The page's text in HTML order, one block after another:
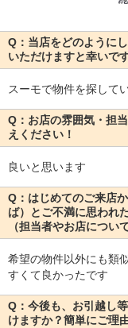
Q：当店をどのように
いただけますと幸いです
スーモで物件を探して
Q：お店の雰囲気・担
えください！
良いと思います
Q：はじめてのご来店
ば）とご不満に思われ
（担当者やお店について
希望の物件以外にも類
すくて良かったです
Q：今後も、お引越し
けますか？簡単にご理